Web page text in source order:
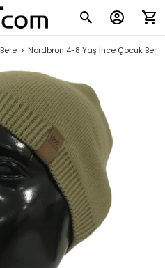
Bere Nordbron 4-8 Yaş İnce Çocuk Bere